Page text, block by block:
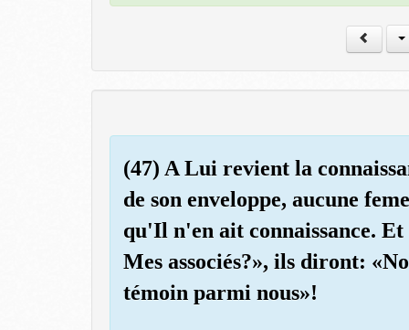
(47) A Lui revient la
de son enveloppe, aucune
qu'Il n'en ait connaissance.
Mes associés?», ils diront:
témoin parmi nous»!